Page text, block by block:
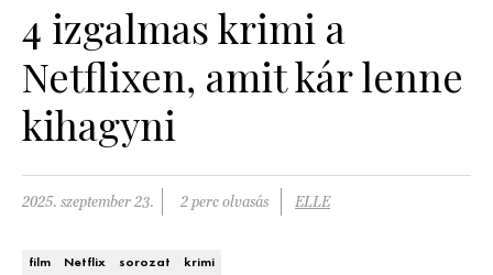
SZÉPSÉG
ÉLETMÓD
PÁRKAPCSOLAT
4 izgalmas krimi a
Netflixen, amit kár lenne
kihagyni
2025. szeptember 23. 2 perc olvasás ELLE
film Netflix sorozat krimi